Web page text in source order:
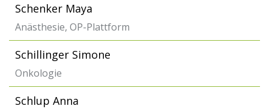
Schenker Maya
Anästhesie, OP-Plattform
Schillinger Simone
Onkologie
Schlup Anna